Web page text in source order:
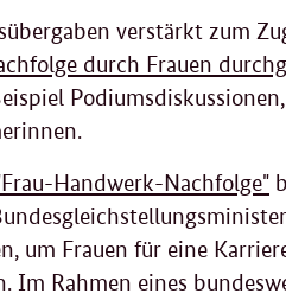
verstärkt zum
durch Frauen
Handwerk-Nachfolge"
um Frauen für eine
Im Rahmen eines